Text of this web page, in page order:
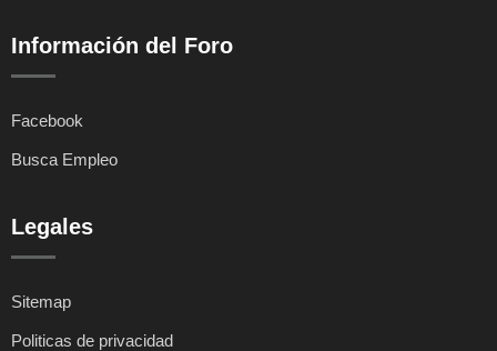
Información del Foro
Facebook
Busca Empleo
Legales
Sitemap
Politicas de privacidad